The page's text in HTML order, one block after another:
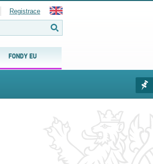
FONDY EU
Registrace